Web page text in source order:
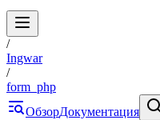
/
Ingwar
/
form_php
ОбзорДокументация